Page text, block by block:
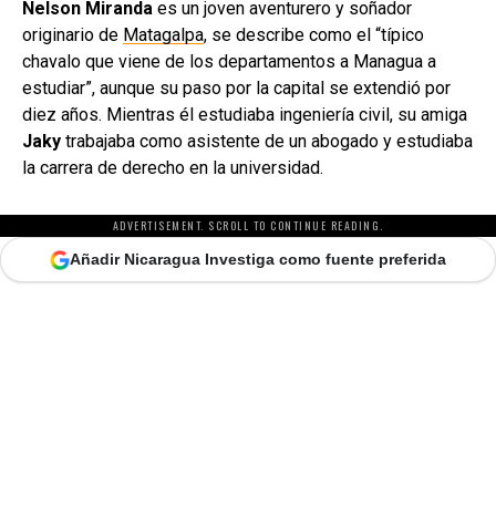
Nelson Miranda es un joven aventurero y soñador
originario de Matagalpa, se describe como el “típico
chavalo que viene de los departamentos a Managua a
estudiar”, aunque su paso por la capital se extendió por
diez años. Mientras él estudiaba ingeniería civil, su amiga
Jaky trabajaba como asistente de un abogado y estudiaba
la carrera de derecho en la universidad.
ADVERTISEMENT. SCROLL TO CONTINUE READING.
Añadir Nicaragua Investiga como fuente preferida